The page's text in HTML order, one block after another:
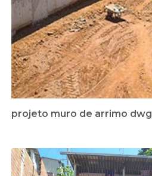
projeto muro de arrimo dwg